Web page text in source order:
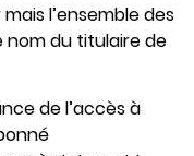
l’ensemble des
nom du titulaire de
de l’accès à